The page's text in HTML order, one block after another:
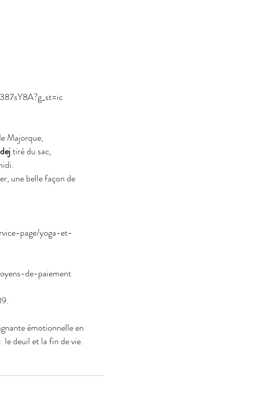
Majorque,
tiré du sac,
une belle façon de
page/yoga-et-
de-paiement
émotionnelle en
deuil et la fin de vie.